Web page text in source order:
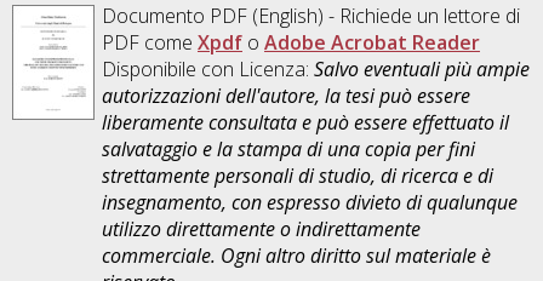
Documento PDF(English) - Richiede un lettore di
PDF come Xpdfo Adobe Acrobat Reader
Disponibile con Licenza: Salvo eventuali più ampie
autorizzazioni dell'autore, la tesi può essere
liberamente consultata e può essere effettuato il
salvataggio e la stampa di una copia per fini
strettamente personali di studio, di ricerca e di
insegnamento, con espresso divieto di qualunque
utilizzo direttamente o indirettamente
commerciale. Ogni altro diritto sul materiale è